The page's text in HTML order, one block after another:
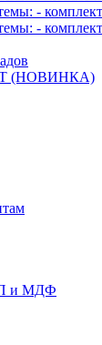
-
-
(НОВИНКА)
и МДФ